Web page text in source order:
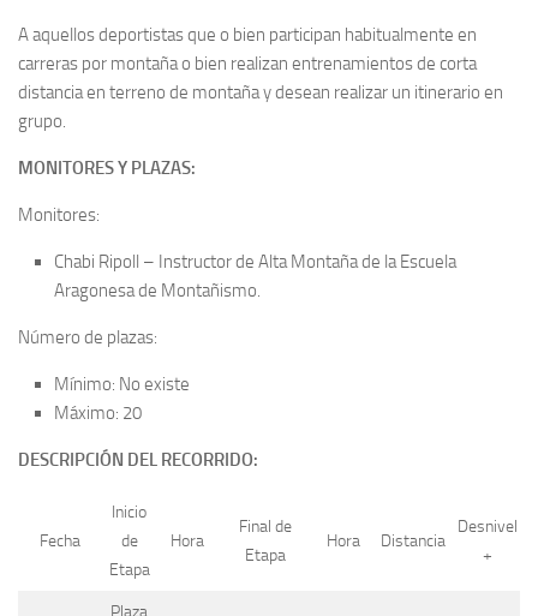
A aquellos deportistas que o bien participan habitualmente en
carreras por montaña o bien realizan entrenamientos de corta
distancia en terreno de montaña y desean realizar un itinerario en
grupo.
MONITORES Y PLAZAS:
Monitores:
Chabi Ripoll – Instructor de Alta Montaña de la Escuela
Aragonesa de Montañismo.
Número de plazas:
Mínimo: No existe
Máximo: 20
DESCRIPCIÓN DEL RECORRIDO:
Fecha
Inicio
de
Etapa
Hora
Final de
Etapa
Hora Distancia
Desnivel
+
Plaza